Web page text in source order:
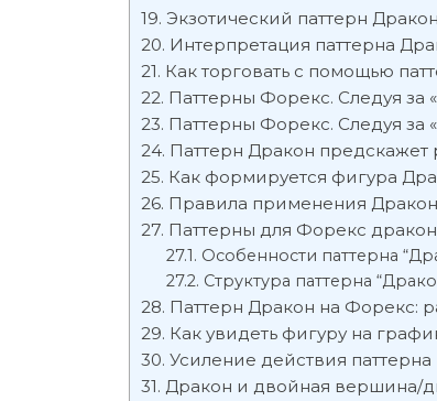
Экзотический паттерн
Интерпретация паттерна
Как торговать с помощью
Паттерны Форекс. Следуя за
Паттерны Форекс. Следуя за
Паттерн Дракон предскажет
Как формируется фигура
Правила применения
Паттерны для Форекс дракон
Особенности паттерна
Структура паттерна
Паттерн Дракон на Форекс:
Как увидеть фигуру на
Усиление действия паттерна
Дракон и двойная вершина/